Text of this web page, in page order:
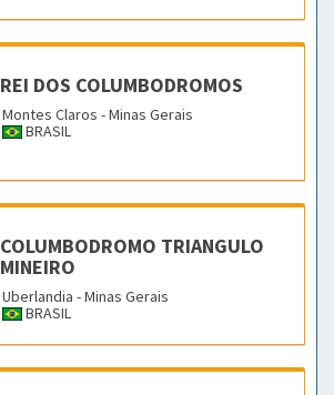
REI DOS COLUMBODROMOS
Montes Claros - Minas Gerais
BRASIL
COLUMBODROMO TRIANGULO
MINEIRO
Uberlandia - Minas Gerais
BRASIL